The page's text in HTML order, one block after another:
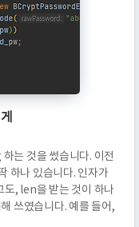
는 것을 썼습니다. 이전
하나 있습니다. 인자가
, len을 받는 것이 하나
쓰였습니다. 예를 들어,